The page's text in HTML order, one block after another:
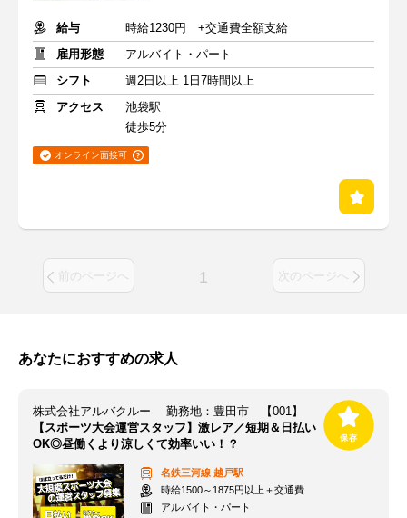
給与
時給1230円 +交通費全額支給
雇用形態
アルバイト・パート
シフト
週2日以上 1日7時間以上
アクセス
池袋駅
徒歩5分
オンライン面接可
前のページへ 1 次のページへ
あなたにおすすめの求人
株式会社アルバクルー 勤務地：豊田市 【001】
【スポーツ大会運営スタッフ】激レア／短期＆日払い
OK◎昼働くより涼しくて効率いい！？
名鉄三河線 越戸駅
時給1500～1875円以上＋交通費
アルバイト・パート